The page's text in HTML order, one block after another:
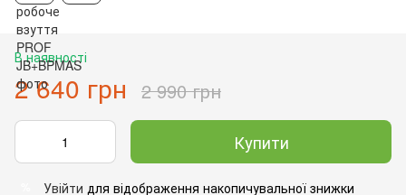
В наявності
2 640 грн 2 990 грн
Купити
Увійти для відображення накопичувальної знижки